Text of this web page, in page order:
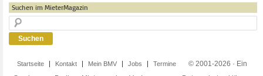
Suchen im MieterMagazin
Startseite Kontakt Mein BMV Jobs Termine
© 2001-2026 · Ein